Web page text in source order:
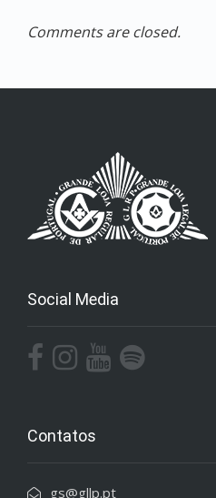
Comments are closed.
Social Media
Contatos
gs@gllp.pt